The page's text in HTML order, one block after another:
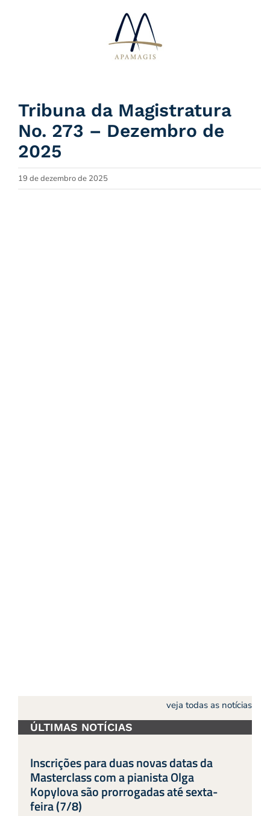
Tribuna da Magistratura
No. 273 – Dezembro de
2025
19 de dezembro de 2025
veja todas as notícias
ÚLTIMAS NOTÍCIAS
Inscrições para duas novas datas da
Masterclass com a pianista Olga
Kopylova são prorrogadas até sexta-
feira (7/8)